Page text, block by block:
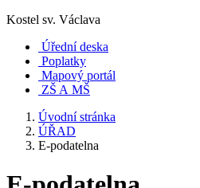
Kostel sv. Václava
Úřední deska
Poplatky
Mapový portál
ZŠ A MŠ
Úvodní stránka
ÚŘAD
E-podatelna